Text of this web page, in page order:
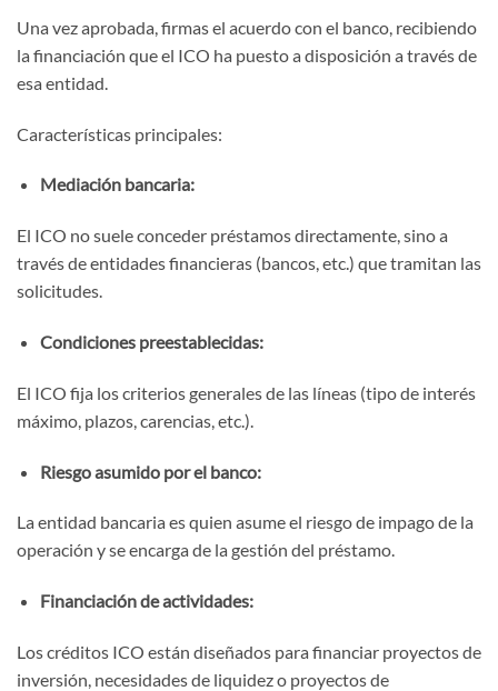
Una vez aprobada, firmas el acuerdo con el banco, recibiendo
la financiación que el ICO ha puesto a disposición a través de
esa entidad.
Características principales:
Mediación bancaria:
El ICO no suele conceder préstamos directamente, sino a
través de entidades financieras (bancos, etc.) que tramitan las
solicitudes.
Condiciones preestablecidas:
El ICO fija los criterios generales de las líneas (tipo de interés
máximo, plazos, carencias, etc.).
Riesgo asumido por el banco:
La entidad bancaria es quien asume el riesgo de impago de la
operación y se encarga de la gestión del préstamo.
Financiación de actividades:
Los créditos ICO están diseñados para financiar proyectos de
inversión, necesidades de liquidez o proyectos de